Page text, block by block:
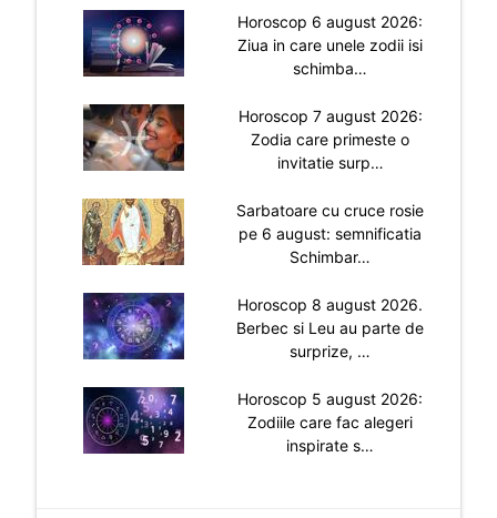
Horoscop 6 august 2026:
Ziua in care unele zodii isi
schimba…
Horoscop 7 august 2026:
Zodia care primeste o
invitatie surp…
Sarbatoare cu cruce rosie
pe 6 august: semnificatia
Schimbar…
Horoscop 8 august 2026.
Berbec si Leu au parte de
surprize, …
Horoscop 5 august 2026:
Zodiile care fac alegeri
inspirate s…